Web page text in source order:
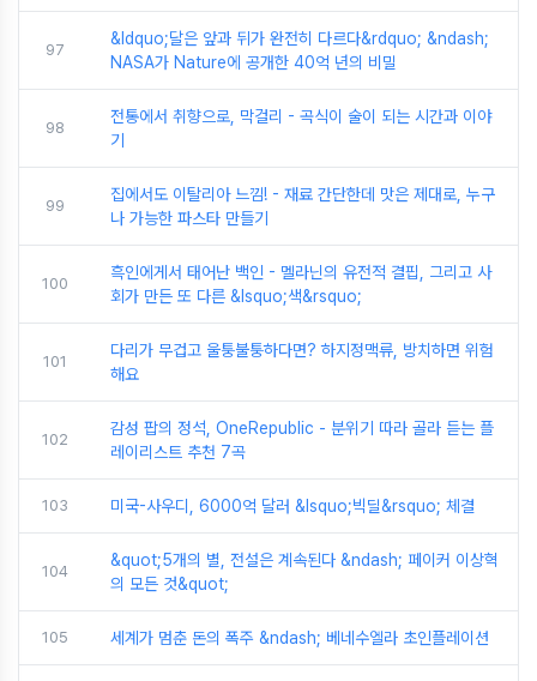
97
&ldquo;달은 앞과 뒤가 완전히 다르다&rdquo; &ndash;
NASA가 Nature에 공개한 40억 년의 비밀
98
전통에서 취향으로, 막걸리 - 곡식이 술이 되는 시간과 이야
기
99
집에서도 이탈리아 느낌! - 재료 간단한데 맛은 제대로, 누구
나 가능한 파스타 만들기
100
흑인에게서 태어난 백인 - 멜라닌의 유전적 결핍, 그리고 사
회가 만든 또 다른 &lsquo;색&rsquo;
101
다리가 무겁고 울퉁불퉁하다면? 하지정맥류, 방치하면 위험
해요
102
감성 팝의 정석, OneRepublic - 분위기 따라 골라 듣는 플
레이리스트 추천 7곡
103 미국-사우디, 6000억 달러 &lsquo;빅딜&rsquo; 체결
104
&quot;5개의 별, 전설은 계속된다 &ndash; 페이커 이상혁
의 모든 것&quot;
105 세계가 멈춘 돈의 폭주 &ndash; 베네수엘라 초인플레이션